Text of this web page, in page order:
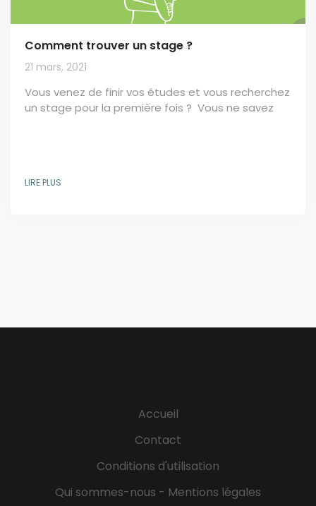
Comment trouver un stage ?
21 mars, 2021
Vous venez de finir vos études et vous recherchez
un stage pour la première fois ? Vous ne savez
des diplômés devient plus concurrentiel. Les
LIRE PLUS
Accueil
Contact
Conditions d'utilisation
Qui sommes-nous - Mentions légales